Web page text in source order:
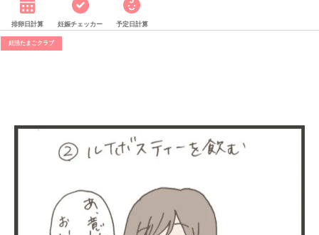
排卵日計算 妊娠チェッカー 予定日計算
妊活たまごクラブ